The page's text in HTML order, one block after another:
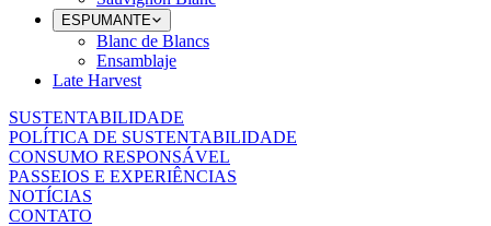
ESPUMANTE
Blanc de Blancs
Ensamblaje
Late Harvest
SUSTENTABILIDADE
POLÍTICA DE SUSTENTABILIDADE
CONSUMO RESPONSÁVEL
PASSEIOS E EXPERIÊNCIAS
NOTÍCIAS
CONTATO